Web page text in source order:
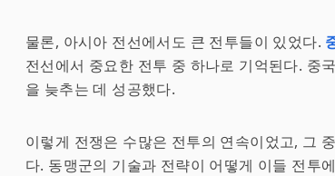
물론, 아시아 전선에서도 큰 전투들이 있었다.
전선에서 중요한 전투 중 하나로 기억된다. 중
을 늦추는 데 성공했다.
이렇게 전쟁은 수많은 전투의 연속이었고, 그
다. 동맹군의 기술과 전략이 어떻게 이들 전투